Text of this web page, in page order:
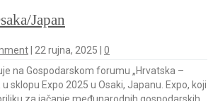
Japan
| 22 rujna, 2025 | 0
na Gospodarskom forumu „Hrvatska –
sklopu Expo 2025 u Osaki, Japanu. Expo, koji
za jačanje međunarodnih gospodarskih